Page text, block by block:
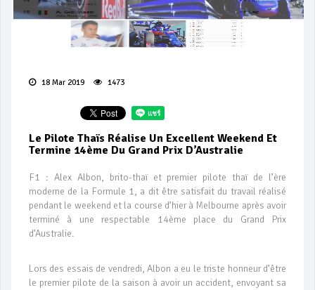
18 Mar 2019 1473
Le Pilote Thaïs Réalise Un Excellent Weekend Et
Termine 14ème Du Grand Prix D’Australie
F1 : Alex Albon, brito-thaï et premier pilote thaï de l’ère
moderne de la Formule 1, a dit être satisfait du travail réalisé
pendant le weekend et la course d’hier à Melbourne après avoir
terminé à une respectable 14ème place du Grand Prix
d’Australie.
Lors des essais de vendredi, Albon a eu le triste honneur d’être
le premier pilote de la saison à avoir un accident, envoyant sa